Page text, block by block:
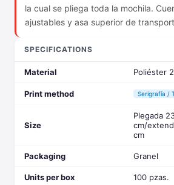
la cual se pliega toda la mochila.
ajustables y asa superior de
SPECIFICATIONS
Material Poliéster
Print method Serigrafía /
Size
Plegada
cm/
cm
Packaging Granel
Units per box 100 pzas.